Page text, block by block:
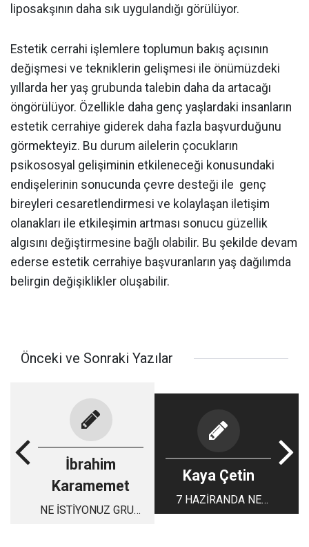
liposakşının daha sık uygulandığı görülüyor.
Estetik cerrahi işlemlere toplumun bakış açısının
değişmesi ve tekniklerin gelişmesi ile önümüzdeki
yıllarda her yaş grubunda talebin daha da artacağı
öngörülüyor. Özellikle daha genç yaşlardaki insanların
estetik cerrahiye giderek daha fazla başvurduğunu
görmekteyiz. Bu durum ailelerin çocukların
psikososyal gelişiminin etkileneceği konusundaki
endişelerinin sonucunda çevre desteği ile genç
bireyleri cesaretlendirmesi ve kolaylaşan iletişim
olanakları ile etkileşimin artması sonucu güzellik
algısını değiştirmesine bağlı olabilir. Bu şekilde devam
ederse estetik cerrahiye başvuranların yaş dağılımda
belirgin değişiklikler oluşabilir.
Önceki ve Sonraki Yazılar
İbrahim
Karamemet
NE İSTİYONUZ GRUP
Kaya Çetin
7 HAZİRANDA NE
SEÇECEĞİZ ?